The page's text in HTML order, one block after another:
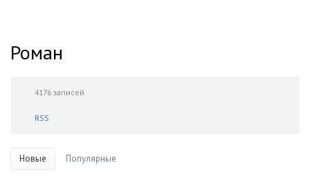
Роман
4176 записей
RSS
Новые Популярные